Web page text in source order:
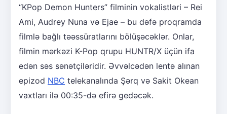
“KPop Demon Hunters” filminin vokalistləri – Rei
Ami, Audrey Nuna və Ejae – bu dəfə proqramda
filmlə bağlı təəssüratlarını bölüşəcəklər. Onlar,
filmin mərkəzi K-Pop qrupu HUNTR/X üçün ifa
edən səs sənətçiləridir. Əvvəlcədən lentə alınan
epizod NBC telekanalında Şərq və Sakit Okean
vaxtları ilə 00:35-də efirə gedəcək.